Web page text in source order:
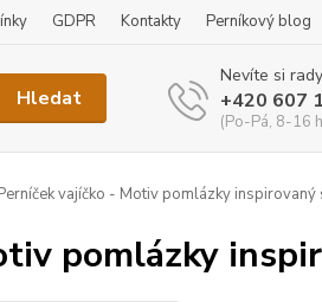
GDPR Kontakty Perníkový blog
Hledat
Nevíte si
+420 607
(Po-Pá, 8-16
vajíčko - Motiv pomlázky
pomlázky